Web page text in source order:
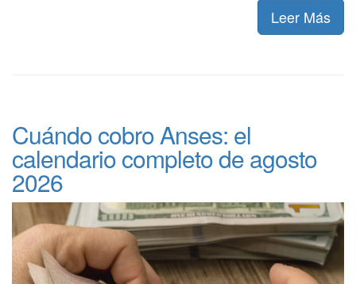
Leer Más
Cuándo cobro Anses: el
calendario completo de agosto
2026